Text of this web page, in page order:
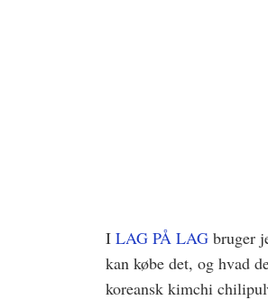
ILAG PÅ LAG bruger
kan købe det, og hvad
koreansk kimchi